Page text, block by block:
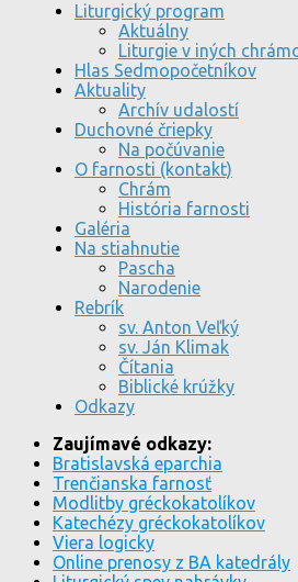
Liturgický program
Aktuálny
Liturgie v iných
Hlas Sedmopočetníkov
Aktuality
Archív udalostí
Duchovné čriepky
Na počúvanie
O farnosti (kontakt)
Chrám
História farnosti
Galéria
Na stiahnutie
Pascha
Narodenie
Rebrík
sv. Anton Veľký
sv. Ján Klimak
Čítania
Biblické krúžky
Odkazy
Zaujímavé odkazy:
Bratislavská eparchia
Trenčianska farnosť
Modlitby gréckokatolíkov
Katechézy gréckokatolíkov
Viera logicky
Online prenosy z BA katedrály